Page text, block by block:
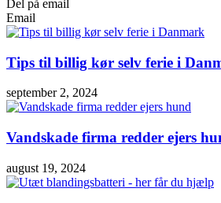
Del på email
Email
Tips til billig kør selv ferie i
september 2, 2024
Vandskade firma redder ejers
august 19, 2024